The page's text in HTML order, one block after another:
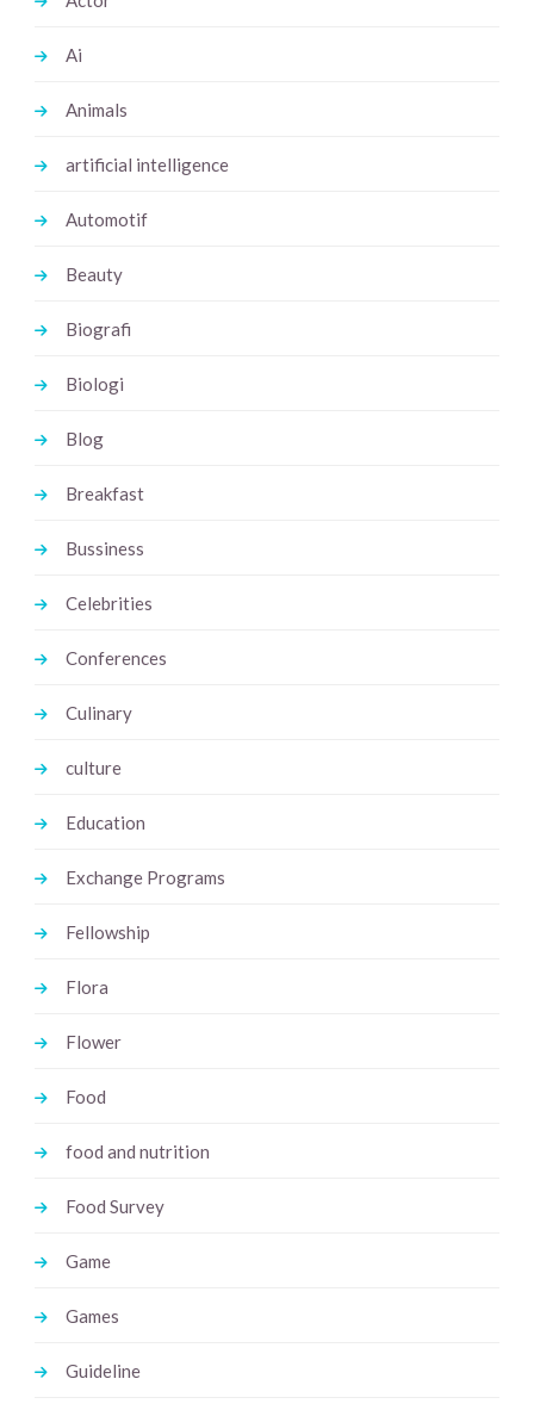
Ai
Animals
artificial intelligence
Automotif
Beauty
Biografi
Biologi
Blog
Breakfast
Bussiness
Celebrities
Conferences
Culinary
culture
Education
Exchange Programs
Fellowship
Flora
Flower
Food
food and nutrition
Food Survey
Game
Games
Guideline